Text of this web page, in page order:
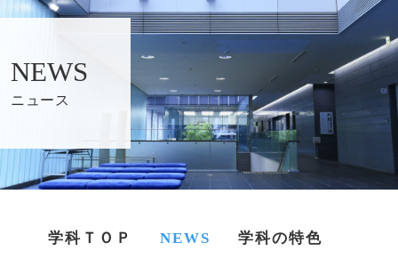
大学
NEWS
ニュース
学科ＴＯＰ NEWS 学科の特色